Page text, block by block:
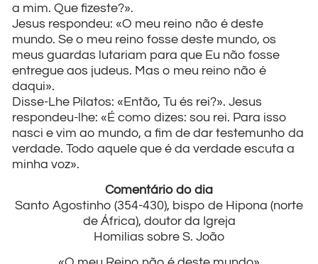
a mim. Que fizeste?».
Jesus respondeu: «O meu reino não é deste
mundo. Se o meu reino fosse deste mundo, os
meus guardas lutariam para que Eu não fosse
entregue aos judeus. Mas o meu reino não é
daqui».
Disse-Lhe Pilatos: «Então, Tu és rei?». Jesus
respondeu-lhe: «É como dizes: sou rei. Para isso
nasci e vim ao mundo, a fim de dar testemunho da
verdade. Todo aquele que é da verdade escuta a
minha voz».
Comentário do dia
Santo Agostinho (354-430), bispo de Hipona (norte
de África), doutor da Igreja
Homilias sobre S. João